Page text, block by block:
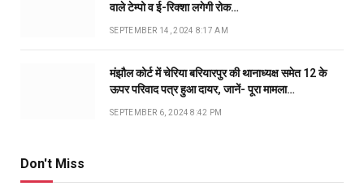
वाले टेम्पो व ई-रिक्शा लगेगी रोक…
SEPTEMBER 14, 2024 8:17 AM
मंझौल कोर्ट में चेरिया बरियारपुर की थानाध्यक्ष समेत 12 के
ऊपर परिवाद पत्र हुआ दायर, जानें- पूरा मामला…
SEPTEMBER 6, 2024 8:42 PM
Don't Miss